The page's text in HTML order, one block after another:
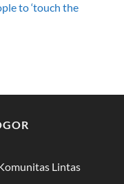
to ‘touch the
Lintas